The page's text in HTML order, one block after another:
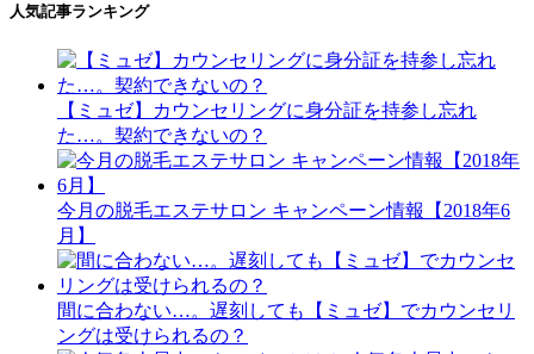
人気記事ランキング
【ミュゼ】カウンセリングに身分証を持参し忘れ
た…。契約できないの？
今月の脱毛エステサロン キャンペーン情報【2018年6
月】
間に合わない…。遅刻しても【ミュゼ】でカウンセリ
ングは受けられるの？